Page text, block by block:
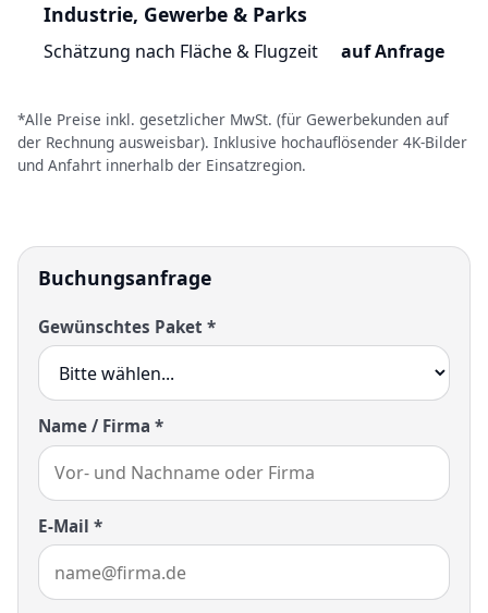
Industrie, Gewerbe & Parks
Schätzung nach Fläche & Flugzeit auf Anfrage
*Alle Preise inkl. gesetzlicher MwSt. (für Gewerbekunden auf
der Rechnung ausweisbar). Inklusive hochauflösender 4K-Bilder
und Anfahrt innerhalb der Einsatzregion.
Buchungsanfrage
Gewünschtes Paket *
Name / Firma *
E-Mail *